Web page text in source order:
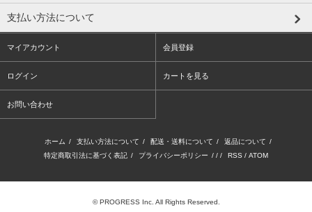
支払い方法について
マイアカウント 会員登録
ログイン カートを見る
お問い合わせ
ホーム / 支払い方法について / 配送・送料について / 返品について /
特定商取引法に基づく表記 / プライバシーポリシー / / / RSS / ATOM
© PROGRESS Inc. All Rights Reserved.